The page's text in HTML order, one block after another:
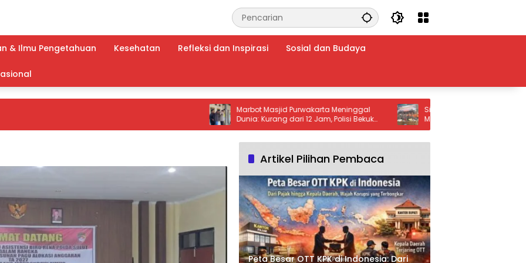
& Ilmu Pengetahuan Kesehatan Refleksi dan Inspirasi Sosial dan Budaya
Marbot Masjid Purwakarta Meninggal
Dunia: Kurang dari 12 Jam, Polisi Bekuk
Terduga Pelaku
Siaga Karhutla 2026! Kecamatan
Majenang Cilacap Gelar Apel
Cegah Kebakaran Hutan
Artikel Pilihan Pembaca
Peta Besar OTT KPK di Indonesia: Dari